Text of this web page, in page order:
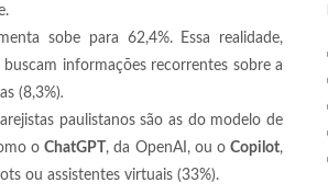
sobe para 62,4%. Essa realidade,
informações recorrentes sobre a
(8,3%).
paulistanos são as do modelo de
oChatGPT , da OpenAI, ou oCopilot,
ou assistentes virtuais (33%).